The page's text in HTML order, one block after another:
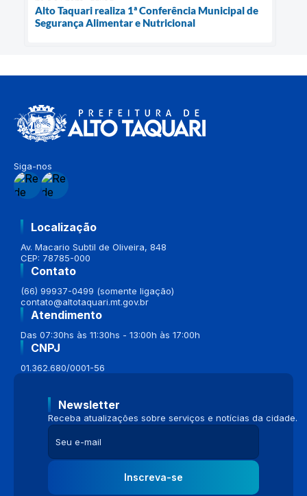
Alto Taquari realiza 1ª Conferência Municipal de
Segurança Alimentar e Nutricional
Siga-nos
Localização
Av. Macario Subtil de Oliveira, 848
CEP: 78785-000
Contato
(66) 99937-0499 (somente ligação)
contato@altotaquari.mt.gov.br
Atendimento
Das 07:30hs às 11:30hs - 13:00h às 17:00h
CNPJ
01.362.680/0001-56
Newsletter
Receba atualizações sobre serviços e notícias da cidade.
Inscreva-se